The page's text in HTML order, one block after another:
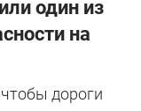
один из
на
дороги